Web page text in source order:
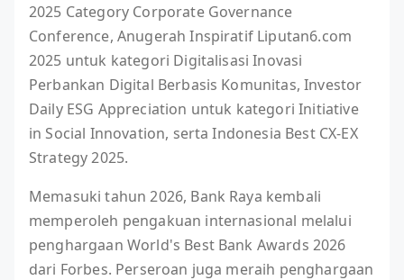
2025 Category Corporate Governance
Conference, Anugerah Inspiratif Liputan6.com
2025 untuk kategori Digitalisasi Inovasi
Perbankan Digital Berbasis Komunitas, Investor
Daily ESG Appreciation untuk kategori Initiative
in Social Innovation, serta Indonesia Best CX-EX
Strategy 2025.
Memasuki tahun 2026, Bank Raya kembali
memperoleh pengakuan internasional melalui
penghargaan World's Best Bank Awards 2026
dari Forbes. Perseroan juga meraih penghargaan